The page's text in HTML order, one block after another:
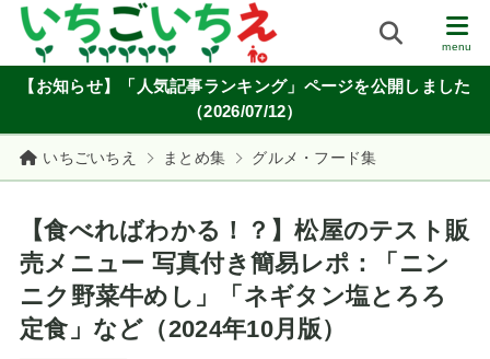
【お知らせ】「人気記事ランキング」ページを公開しました
（2026/07/12）
いちごいちえ まとめ集 グルメ・フード集
【食べればわかる！？】松屋のテスト販
売メニュー 写真付き簡易レポ：「ニン
ニク野菜牛めし」「ネギタン塩とろろ
定食」など（2024年10月版）